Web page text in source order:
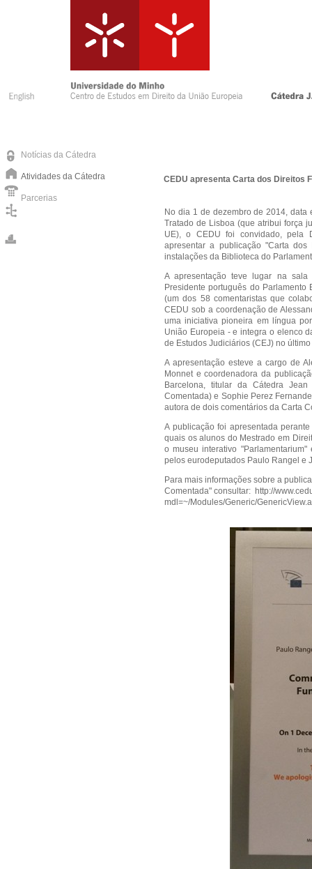
Notícias da Cátedra
Atividades da Cátedra
Parcerias
CEDU apresenta Carta dos Direitos
No dia 1 de dezembro de 2014,
Tratado de Lisboa (que atribui força
UE), o CEDU foi convidado, pela
apresentar a publicação "Carta
instalações da Biblioteca do
A apresentação teve lugar na
Presidente português do
(um dos 58 comentaristas que
CEDU sob a coordenação de
uma iniciativa pioneira em língua
União Europeia - e integra o elenco
de Estudos Judiciários (CEJ) no
A apresentação esteve a cargo de
Monnet e coordenadora da
Barcelona, titular da Cátedra
Comentada) e Sophie Perez
autora de dois comentários da Carta
A publicação foi apresentada
quais os alunos do Mestrado em
o museu interativo
pelos eurodeputados Paulo Rangel e
Para mais informações sobre a
Comentada" consultar: http://
mdl=~/Modules/Generic/